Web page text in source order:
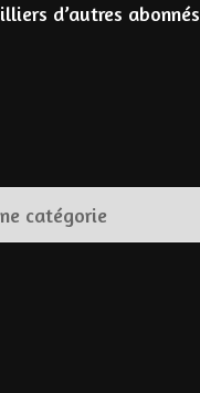
d’autres abonnés